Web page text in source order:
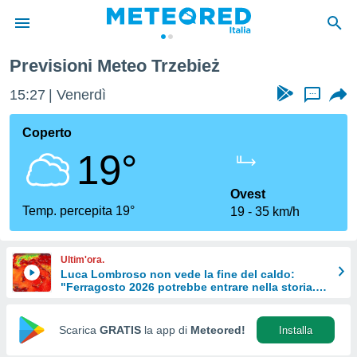
di
per
le
di
Web
Previsioni Meteo Trzebież
15:27 Venerdì ...
Coperto
19°
Temp. percepita 19°
Ovest
19
35 km/h
Ultim'ora.
Luca Lombroso non vede la fine del caldo:
"Ferragosto 2026 potrebbe entrare nella storia.
Scarica GRATIS la app di Meteored! Installa